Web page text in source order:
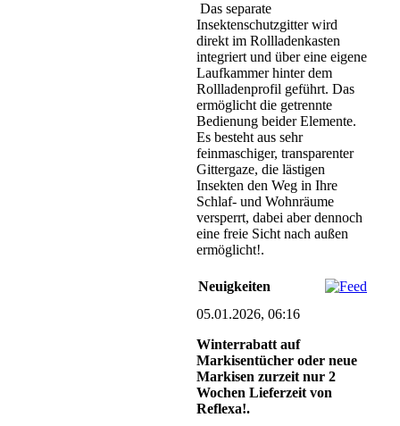
Das separate
Insektenschutzgitter wird
direkt im Rollladenkasten
integriert und über eine eigene
Laufkammer hinter dem
Rollladenprofil geführt. Das
ermöglicht die getrennte
Bedienung beider Elemente.
Es besteht aus sehr
feinmaschiger, transparenter
Gittergaze, die lästigen
Insekten den Weg in Ihre
Schlaf- und Wohnräume
versperrt, dabei aber dennoch
eine freie Sicht nach außen
ermöglicht!.
Neuigkeiten
05.01.2026, 06:16
Winterrabatt auf
Markisentücher oder neue
Markisen zurzeit nur 2
Wochen Lieferzeit von
Reflexa!.